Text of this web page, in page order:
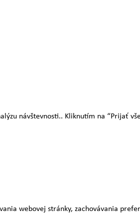
návštevnosti.. Kliknutím na “Prijať
webovej stránky, zachovávania